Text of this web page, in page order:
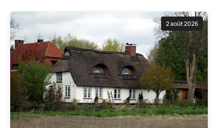
2 août 2026